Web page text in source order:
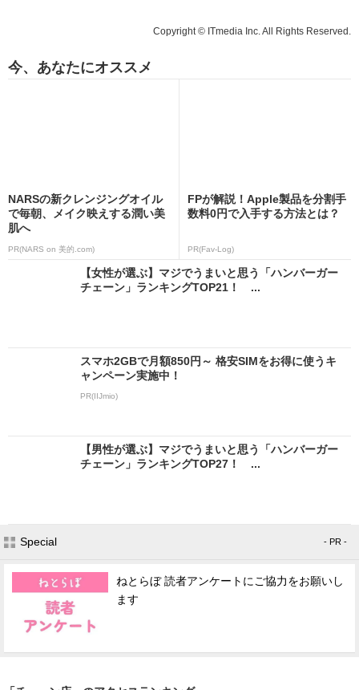
Copyright © ITmedia Inc. All Rights Reserved.
今、あなたにオススメ
NARSの新クレンジングオイル
で毎朝、メイク映えする潤い美
肌へ
PR(NARS on 美的.com)
FPが解説！Apple製品を分割手
数料0円で入手する方法とは？
PR(Fav-Log)
【女性が選ぶ】マジでうまいと思う「ハンバーガー
チェーン」ランキングTOP21！ ...
スマホ2GBで月額850円～ 格安SIMをお得に使うキ
ャンペーン実施中！
PR(IIJmio)
【男性が選ぶ】マジでうまいと思う「ハンバーガー
チェーン」ランキングTOP27！ ...
Special - PR -
ねとらぼ 読者アンケートにご協力をお願いし
ます